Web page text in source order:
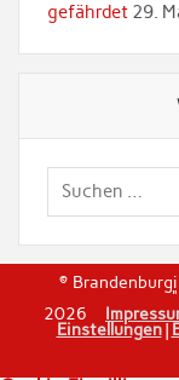
gefährdet 29.
©
2026
Einstellungen|